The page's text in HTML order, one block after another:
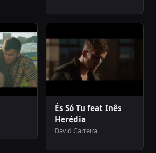
És Só Tu feat Inês
Herédia
David Carreira